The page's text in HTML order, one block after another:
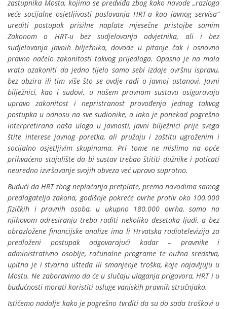
zastupnika Mosta, kojima se predviđa zbog kako navode „razloga
veće socijalne osjetljivosti poslovanja HRT-a kao javnog servisa“
urediti postupak prisilne naplate mjesečne pristojbe samim
Zakonom o HRT-u bez sudjelovanja odvjetnika, ali i bez
sudjelovanja javnih bilježnika, dovode u pitanje čak i osnovno
pravno načelo zakonitosti takvog prijedloga. Opasno je na mala
vrata ozakoniti da jedno tijelo samo sebi izdaje ovršnu ispravu,
bez obzira ili tim više što se ovdje radi o javnoj ustanovi. Javni
bilježnici, kao i sudovi, u našem pravnom sustavu osiguravaju
upravo zakonitost i nepristranost provođenja jednog takvog
postupka u odnosu na sve sudionike, a iako je ponekad pogrešno
interpretirana naša uloga u javnosti, javni bilježnici prije svega
štite interese javnog poretka, ali pružaju i zaštitu ugroženim i
socijalno osjetljivim skupinama. Pri tome ne mislimo na opće
prihvaćeno stajalište da bi sustav trebao štititi dužnike i poticati
neuredno izvršavanje svojih obveza već upravo suprotno.
Budući da HRT zbog neplaćanja pretplate, prema navodima samog
predlagatelja zakona, godišnje pokreće ovrhe protiv oko 100.000
fizičkih i pravnih osoba, u ukupno 180.000 ovrha, samo na
njihovom adresiranju treba raditi nekoliko desetaka ljudi, a bez
obrazložene financijske analize ima li Hrvatska radiotelevizija za
predloženi postupak odgovarajući kadar – pravnike i
administrativno osoblje, računalne programe te nužna sredstva,
upitna je i stvarna ušteda ili smanjenje troška, koje najavljuju u
Mostu. Ne zaboravimo da će u slučaju ulaganja prigovora, HRT i u
budućnosti morati koristiti usluge vanjskih pravnih stručnjaka.
Ističemo nadalje kako je pogrešno tvrditi da su do sada troškovi u